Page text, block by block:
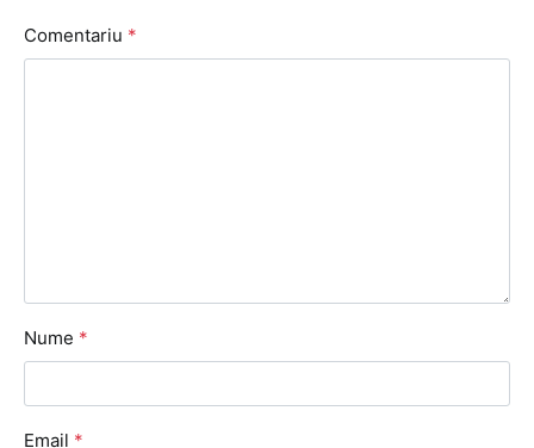
Comentariu *
Nume *
Email *